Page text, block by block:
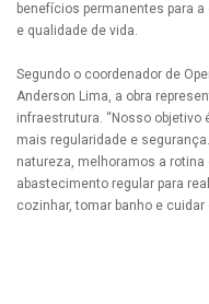
benefícios permanentes para
e qualidade de vida.
Segundo o coordenador de
Anderson Lima, a obra
infraestrutura. “Nosso
mais regularidade e
natureza, melhoramos a
abastecimento regular para
cozinhar, tomar banho e cuidar